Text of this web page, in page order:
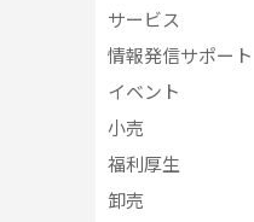
サービス
情報発信サポート
イベント
小売
福利厚生
卸売